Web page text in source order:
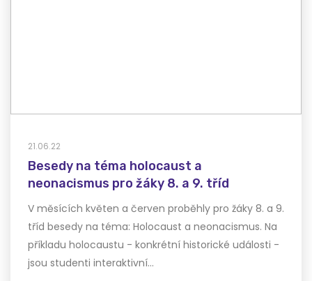
21.06.22
Besedy na téma holocaust a
neonacismus pro žáky 8. a 9. tříd
V měsících květen a červen proběhly pro žáky 8. a 9.
tříd besedy na téma: Holocaust a neonacismus. Na
příkladu holocaustu - konkrétní historické události -
jsou studenti interaktivní…